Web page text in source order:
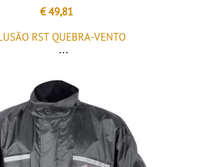
€ 49,81
RST QUEBRA-VENTO